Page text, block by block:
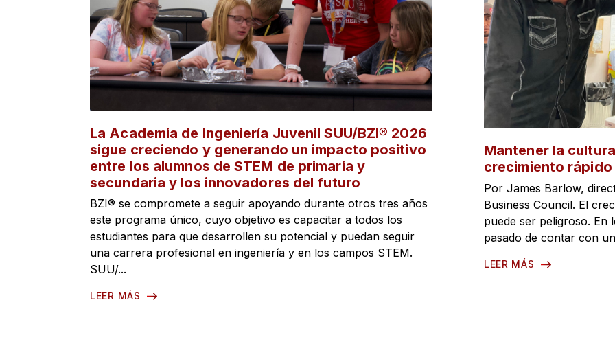
La Academia de Ingeniería Juvenil SUU/BZI® 2026
sigue creciendo y generando un impacto positivo
entre los alumnos de STEM de primaria y
secundaria y los innovadores del futuro
BZI® se compromete a seguir apoyando durante otros tres años
este programa único, cuyo objetivo es capacitar a todos los
estudiantes para que desarrollen su potencial y puedan seguir
una carrera profesional en ingeniería y en los campos STEM.
SUU/...
LEER MÁS
Mantener la
crecimiento rápido
Por James Barlow,
Business Council. El
puede ser peligroso. En
pasado de contar con
LEER MÁS